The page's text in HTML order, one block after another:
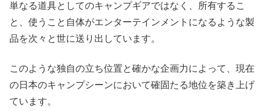
単なる道具としてのキャンプギアではなく、所有するこ
と、使うこと自体がエンターテインメントになるような製
品を次々と世に送り出しています。
このような独自の立ち位置と確かな企画力によって、現在
の日本のキャンプシーンにおいて確固たる地位を築き上げ
ています。